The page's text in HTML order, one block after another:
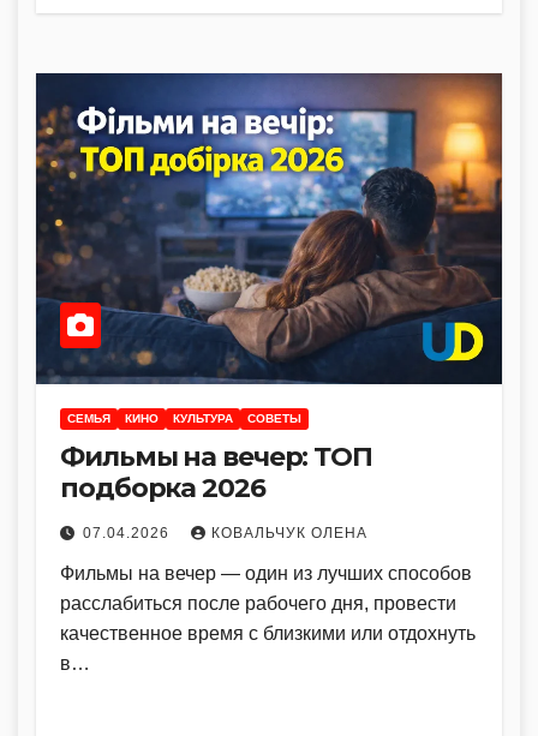
CЕМЬЯ КИНО КУЛЬТУРА СОВЕТЫ
Фильмы на вечер: ТОП
подборка 2026
07.04.2026 КОВАЛЬЧУК ОЛЕНА
Фильмы на вечер — один из лучших способов
расслабиться после рабочего дня, провести
качественное время с близкими или отдохнуть
в…